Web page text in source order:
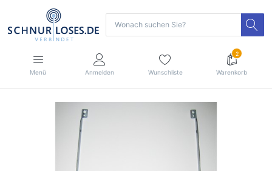
Menü Anmelden Wunschliste
2
Warenkorb